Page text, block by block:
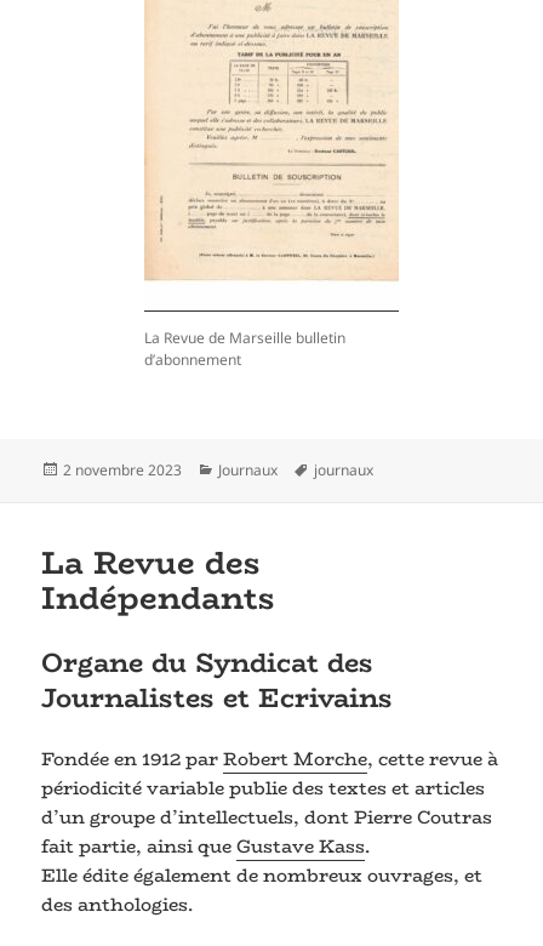
La Revue de Marseille bulletin
d’abonnement
Publié
2 novembre 2023 Catégories
Journaux
Mots-
journaux
La Revue des
Indépendants
Organe du Syndicat des
Journalistes et Ecrivains
Fondée en 1912 parRobert Morche, cette revue à
périodicité variable publie des textes et articles
d’un groupe d’intellectuels, dont Pierre Coutras
fait partie, ainsi queGustave Kass.
Elle édite également de nombreux ouvrages, et
des anthologies.